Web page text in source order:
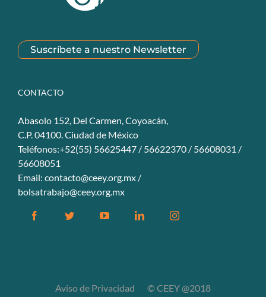
Suscríbete a nuestro Newsletter
CONTACTO
Abasolo 152, Del Carmen, Coyoacán,
C.P. 04100. Ciudad de México
Teléfonos:+52(55) 56625447 / 56622370 / 56608031 /
56608051
Email: contacto@ceey.org.mx /
bolsatrabajo@ceey.org.mx
FacebookTwitter YouTubeLinkedinInstagram
Aviso de Privacidad © CEEY @2018